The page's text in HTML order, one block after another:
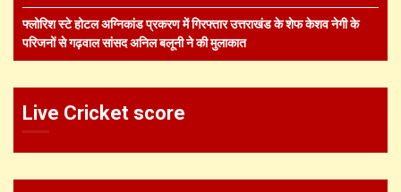
फ्लोरिश स्टे होटल अग्निकांड प्रकरण में गिरफ्तार उत्तराखंड के शेफ केशव नेगी के
परिजनों से गढ़वाल सांसद अनिल बलूनी ने की मुलाकात
Live Cricket score